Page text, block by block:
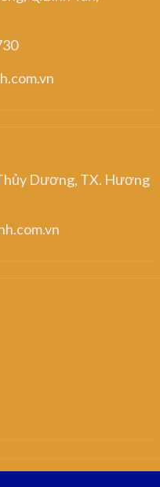
Dương, TX. Hương